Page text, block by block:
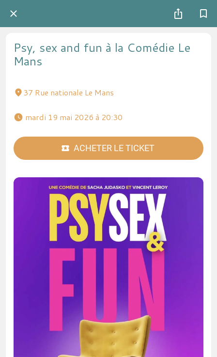
Psy, sex and fun à la Comédie Le
Mans
37 Rue nationale Le Mans
mardi 19 mai 2026 à 20:30
ACHETER LE TICKET